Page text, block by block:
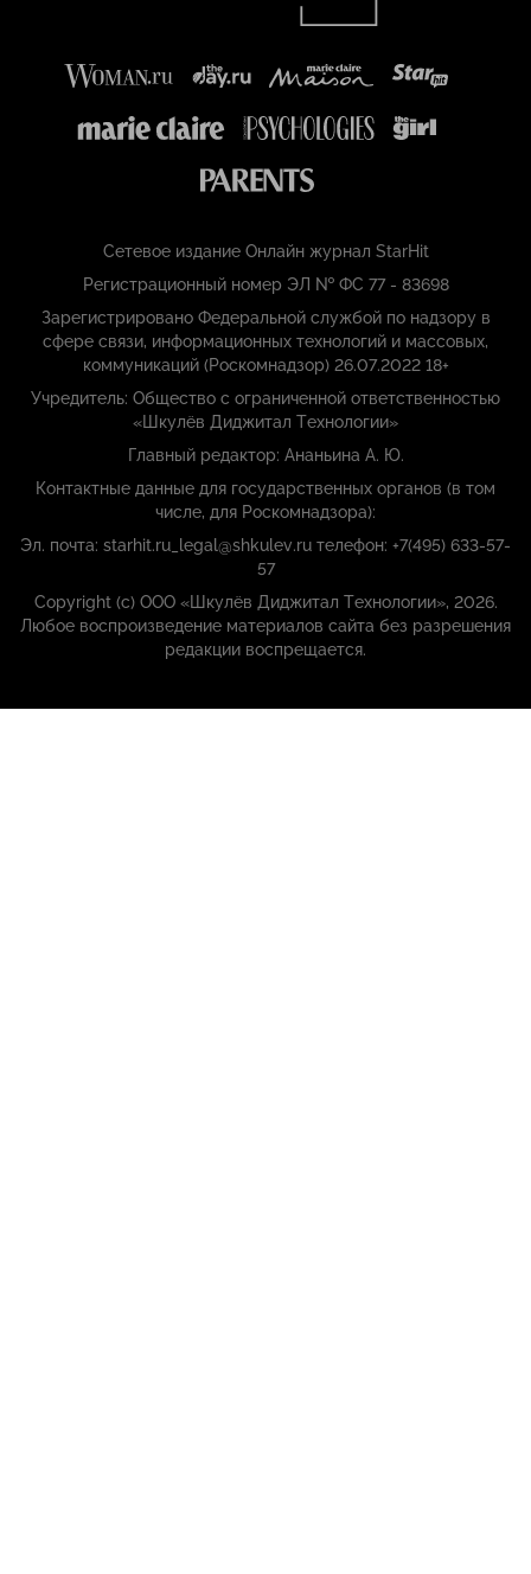
Сетевое издание Онлайн журнал StarHit
Регистрационный номер ЭЛ № ФС 77 - 83698
Зарегистрировано Федеральной службой по надзору в
сфере связи, информационных технологий и массовых,
коммуникаций (Роскомнадзор) 26.07.2022 18+
Учредитель: Общество с ограниченной ответственностью
«Шкулёв Диджитал Технологии»
Главный редактор: Ананьина А. Ю.
Контактные данные для государственных органов (в том
числе, для Роскомнадзора):
Эл. почта: starhit.ru_legal@shkulev.ru телефон: +7(495) 633-57-
57
Copyright (с) ООО «Шкулёв Диджитал Технологии», 2026.
Любое воспроизведение материалов сайта без разрешения
редакции воспрещается.